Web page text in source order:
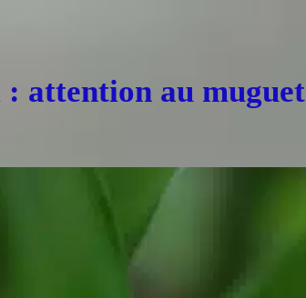
: attention au muguet